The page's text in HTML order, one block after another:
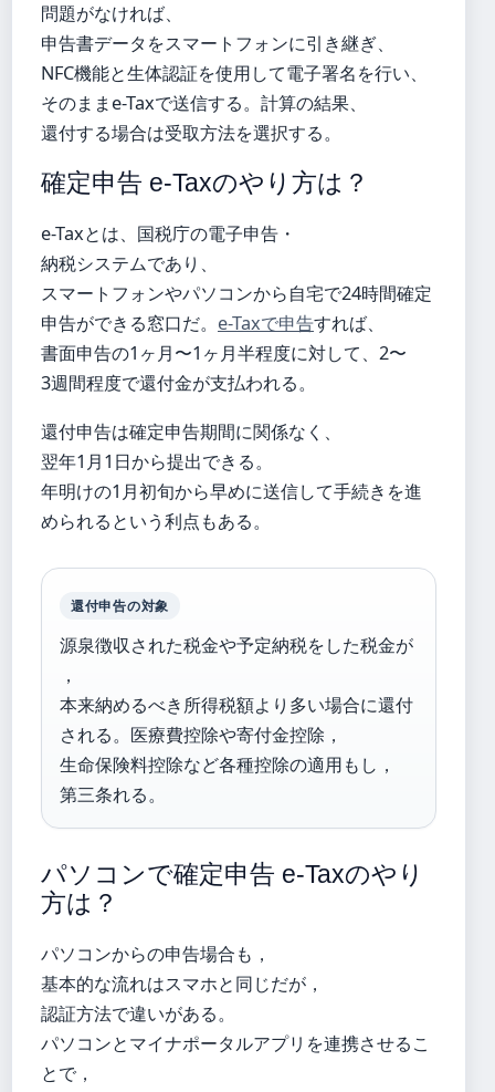
問題がなければ、
申告書データをスマートフォンに引き継ぎ、
NFC機能と生体認証を使用して電子署名を行い、
そのままe-Taxで送信する。計算の結果、
還付する場合は受取方法を選択する。
確定申告 e-Taxのやり方は？
e-Taxとは、国税庁の電子申告・
納税システムであり、
スマートフォンやパソコンから自宅で24時間確定
申告ができる窓口だ。 e-Taxで申告すれば、
書面申告の1ヶ月〜1ヶ月半程度に対して、2〜
3週間程度で還付金が支払われる。
還付申告は確定申告期間に関係なく、
翌年1月1日から提出できる。
年明けの1月初旬から早めに送信して手続きを進
められるという利点もある。
還付申告の対象
源泉徴収された税金や予定納税をした税金が
，
本来納めるべき所得税額より多い場合に還付
される。医療費控除や寄付金控除，
生命保険料控除など各種控除の適用もし，
第三条れる。
パソコンで確定申告 e-Taxのやり
方は？
パソコンからの申告場合も，
基本的な流れはスマホと同じだが，
認証方法で違いがある。
パソコンとマイナポータルアプリを連携させるこ
とで，